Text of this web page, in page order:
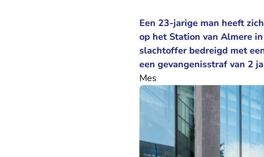
Een 23-jarige man heeft
op het Station van Almere
slachtoffer bedreigd met
een gevangenisstraf van 2
Mes